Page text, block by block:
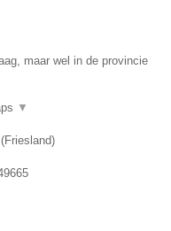
maar wel in de provincie
▼
(Friesland)